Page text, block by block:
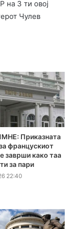
на 3 ти овој
Чулев
Приказната
францускиот
заврши како таа
за пари
22:40